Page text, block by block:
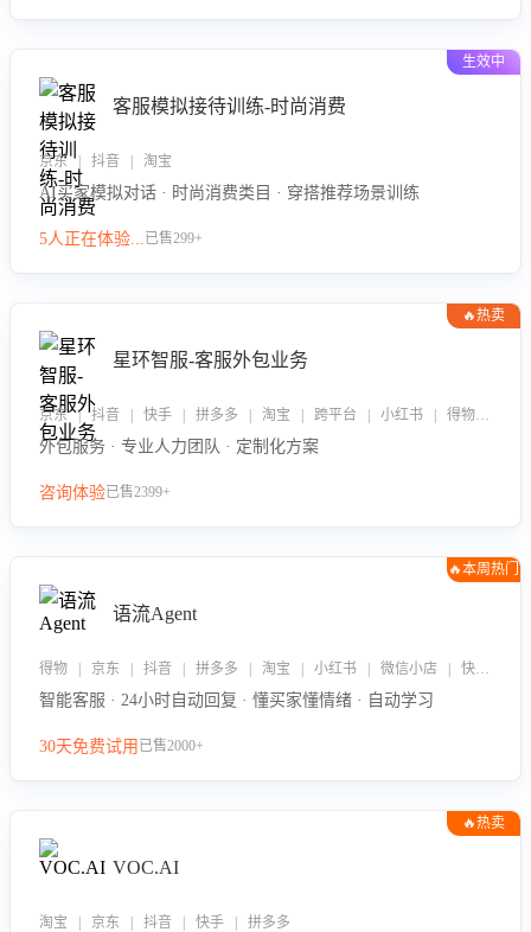
生效中
客服模拟接待训练-时尚消费
京东 | 抖音 | 淘宝
AI买家模拟对话 · 时尚消费类目 · 穿搭推荐场景训练
5人正在体验...已售299+
🔥热卖
星环智服-客服外包业务
京东 | 抖音 | 快手 | 拼多多 | 淘宝 | 跨平台 | 小红书 | 得物 | 企业微信
外包服务 · 专业人力团队 · 定制化方案
咨询体验已售2399+
🔥本周热门
语流Agent
得物 | 京东 | 抖音 | 拼多多 | 淘宝 | 小红书 | 微信小店 | 快手 | 唯品会
智能客服 · 24小时自动回复 · 懂买家懂情绪 · 自动学习
30天免费试用 已售2000+
🔥热卖
VOC.AI
淘宝 | 京东 | 抖音 | 快手 | 拼多多